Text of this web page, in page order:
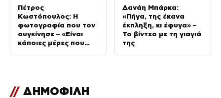
Πέτρος
Κωστόπουλος: Η
φωτογραφία που τον
συγκίνησε – «Είναι
κάποιες μέρες που
Δανάη Μπάρκα:
«Πήγα, της έκανα
έκπληξη, κι έφυγα» –
Το βίντεο με τη γιαγιά
της
// ΔΗΜΟΦΙΛΗ